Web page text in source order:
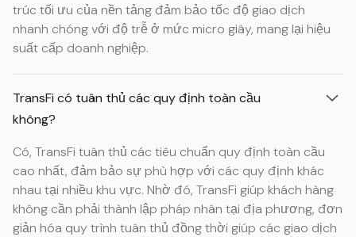
trúc tối ưu của nền tảng đảm bảo tốc độ giao dịch
nhanh chóng với độ trễ ở mức micro giây, mang lại hiệu
suất cấp doanh nghiệp.
TransFi có tuân thủ các quy định toàn cầu
không?
Có, TransFi tuân thủ các tiêu chuẩn quy định toàn cầu
cao nhất, đảm bảo sự phù hợp với các quy định khác
nhau tại nhiều khu vực. Nhờ đó, TransFi giúp khách hàng
không cần phải thành lập pháp nhân tại địa phương, đơn
giản hóa quy trình tuân thủ đồng thời giúp các giao dịch